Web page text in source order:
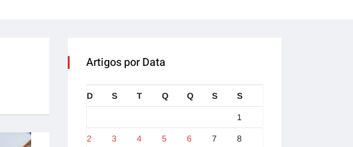
Artigos por Data
D S T Q Q S S
1
2 3 4 5 6 7 8